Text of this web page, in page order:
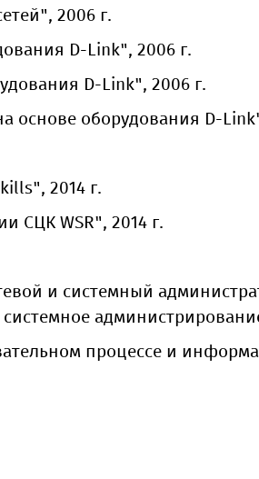
2006 г.
D-Link", 2006 г.
D-Link", 2006 г.
основе оборудования D-
2014 г.
СЦК WSR", 2014 г.
и системный
процессе и